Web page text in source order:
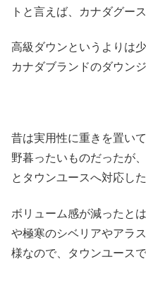
トと言えば、カナダグー
高級ダウンというよりは
カナダブランドのダウンジ
昔は実用性に重きを置い
野暮ったいものだったが
とタウンユースへ対応し
ボリューム感が減ったと
や極寒のシベリアやアラ
様なので、タウンユース